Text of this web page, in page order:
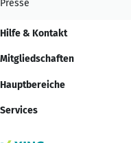
Presse
Hilfe & Kontakt
Mitgliedschaften
Hauptbereiche
Services